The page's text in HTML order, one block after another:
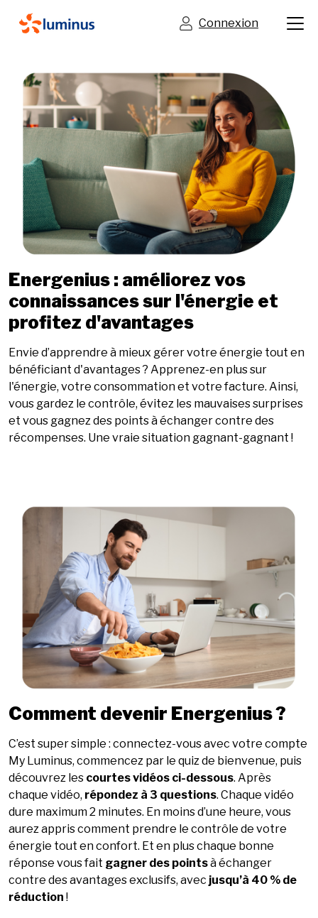
Connexion
Energenius : améliorez vos
connaissances sur l'énergie et
profitez d'avantages
Envie d’apprendre à mieux gérer votre énergie tout en
bénéficiant d'avantages ? Apprenez-en plus sur
l'énergie, votre consommation et votre facture. Ainsi,
vous gardez le contrôle, évitez les mauvaises surprises
et vous gagnez des points à échanger contre des
récompenses. Une vraie situation gagnant-gagnant !
Comment devenir Energenius ?
C’est super simple : connectez-vous avec votre compte
My Luminus, commencez par le quiz de bienvenue, puis
découvrez les courtes vidéos ci-dessous. Après
chaque vidéo, répondez à 3 questions. Chaque vidéo
dure maximum 2 minutes. En moins d’une heure, vous
aurez appris comment prendre le contrôle de votre
énergie tout en confort. Et en plus chaque bonne
réponse vous fait gagner des pointsà échanger
contre des avantages exclusifs, avec jusqu’à 40 % de
réduction !